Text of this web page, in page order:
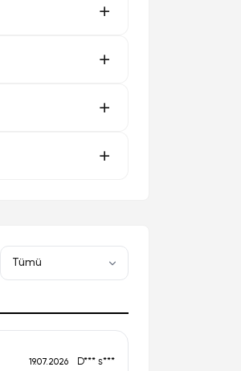
19.07.2026 D*** s***